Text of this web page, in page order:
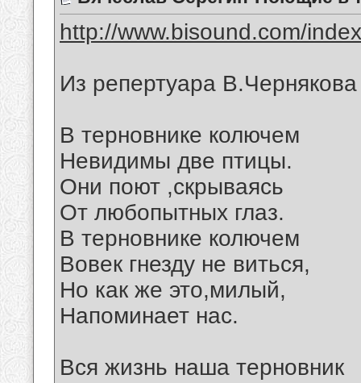
http://www.bisound.com/
Из репертуара В.Чернякова
В терновнике колючем
Невидимы две птицы.
Они поют ,скрываясь
От любопытных глаз.
В терновнике колючем
Вовек гнезду не виться,
Но как же это,милый,
Напоминает нас.
Вся жизнь наша терновник